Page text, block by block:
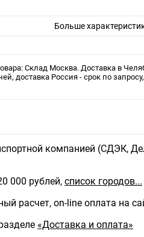
Больше
Склад Москва. Доставка в
доставка Россия - срок по
компанией (СДЭК,
000 рублей, список городов...
расчет, on-line оплата на
«Доставка и оплата»